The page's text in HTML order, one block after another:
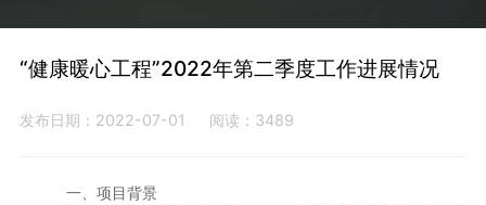
“健康暖心工程”2022年第二季度工作进展情况
发布日期：2022-07-01 阅读：3489
一、项目背景